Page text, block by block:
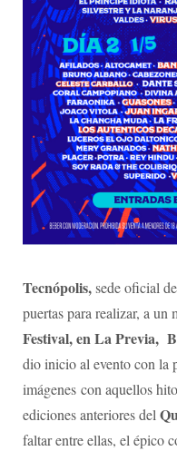
Tecnópolis,sede oficial
puertas para realizar, a un
Festival, en La Previa,
dio inicio al evento con la
imágenes con aquellos
ediciones anteriores del
faltar entre ellas, el épico